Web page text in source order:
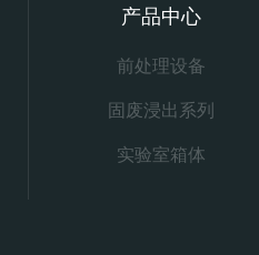
产品中心
前处理设备
固废浸出系列
实验室箱体